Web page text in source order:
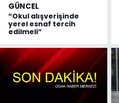
GÜNCEL
“Okul alışverişinde
yerel esnaf tercih
edilmeli”